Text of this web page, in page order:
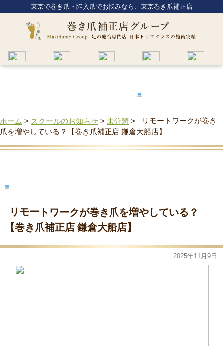
東京で巻き爪・陥入爪でお悩みなら、東京巻き爪補正店
ホーム > スクールのお知らせ > 未分類 >
リモートワークが巻き
爪を増やしている？【巻き爪補正店 鎌倉大船店】
リモートワークが巻き爪を増やしている？
【巻き爪補正店 鎌倉大船店】
2025年11月9日